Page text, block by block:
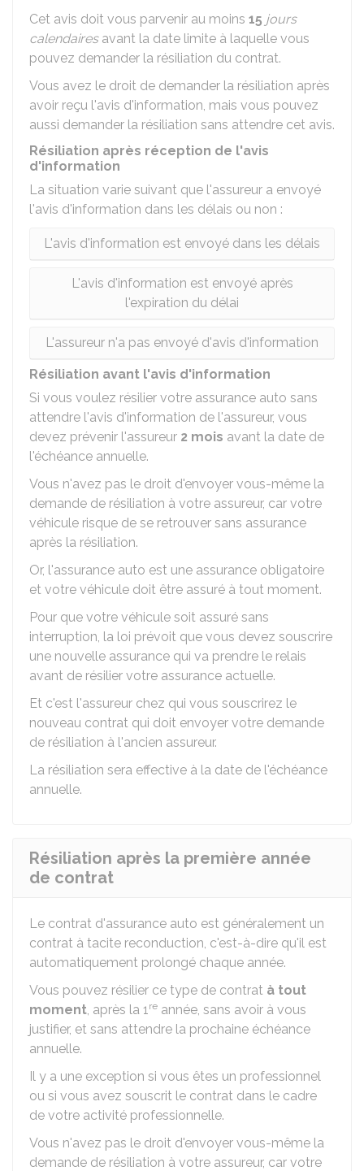
Cet avis doit vous parvenir au moins 15 jours
calendairesavant la date limite à laquelle vous
pouvez demander la résiliation du contrat.
Vous avez le droit de demander la résiliation après
avoir reçu l'avis d'information, mais vous pouvez
aussi demander la résiliation sans attendre cet avis.
Résiliation après réception de l'avis
d'information
La situation varie suivant que l'assureur a envoyé
l'avis d'information dans les délais ou non :
L'avis d'information est envoyé dans les délais
L'avis d'information est envoyé après
l'expiration du délai
L'assureur n'a pas envoyé d'avis d'information
Résiliation avant l'avis d'information
Si vous voulez résilier votre assurance auto sans
attendre l'avis d'information de l'assureur, vous
devez prévenir l'assureur 2 mois avant la date de
l'échéance annuelle.
Vous n'avez pas le droit d'envoyer vous-même la
demande de résiliation à votre assureur, car votre
véhicule risque de se retrouver sans assurance
après la résiliation.
Or, l'assurance auto est une assurance obligatoire
et votre véhicule doit être assuré à tout moment.
Pour que votre véhicule soit assuré sans
interruption, la loi prévoit que vous devez souscrire
une nouvelle assurance qui va prendre le relais
avant de résilier votre assurance actuelle.
Et c'est l'assureur chez qui vous souscrirez le
nouveau contrat qui doit envoyer votre demande
de résiliation à l'ancien assureur.
La résiliation sera effective à la date de l'échéance
annuelle.
Résiliation après la première année
de contrat
Le contrat d'assurance auto est généralement un
contrat à tacite reconduction, c'est-à-dire qu'il est
automatiquement prolongé chaque année.
Vous pouvez résilier ce type de contrat à tout
moment, après la 1re année, sans avoir à vous
justifier, et sans attendre la prochaine échéance
annuelle.
Il y a une exception si vous êtes un professionnel
ou si vous avez souscrit le contrat dans le cadre
de votre activité professionnelle.
Vous n'avez pas le droit d'envoyer vous-même la
demande de résiliation à votre assureur, car votre